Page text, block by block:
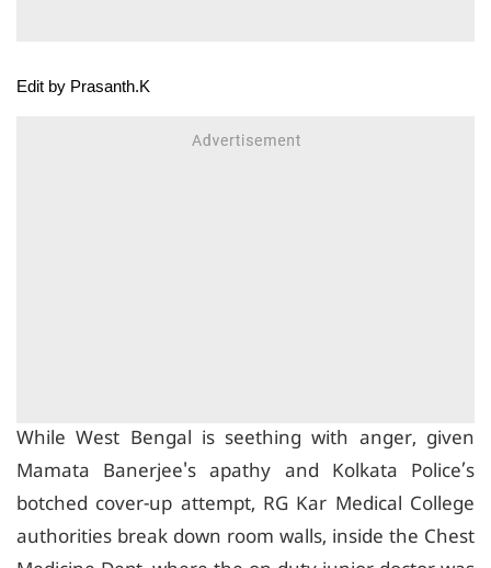
Edit by Prasanth.K
While West Bengal is seething with anger, given
Mamata Banerjee's apathy and Kolkata Police’s
botched cover-up attempt, RG Kar Medical College
authorities break down room walls, inside the Chest